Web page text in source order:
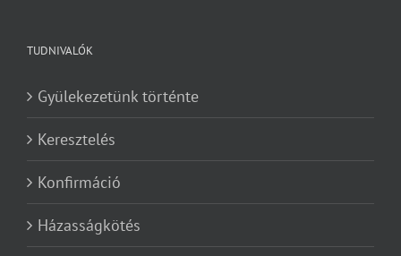
TUDNIVALÓK
Gyülekezetünk történte
Keresztelés
Konfirmáció
Házasságkötés